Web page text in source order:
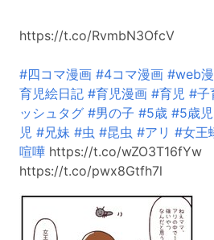
https://t.co/RvmbN3OfcV
#四コマ漫画 #4コマ漫画 #web
育児絵日記 #育児漫画 #育児 #子
ッシュタグ #男の子 #5歳 #5歳児
児 #兄妹 #虫 #昆虫 #アリ #女王
喧嘩 https://t.co/wZO3T16fYw
https://t.co/pwx8Gtfh7l